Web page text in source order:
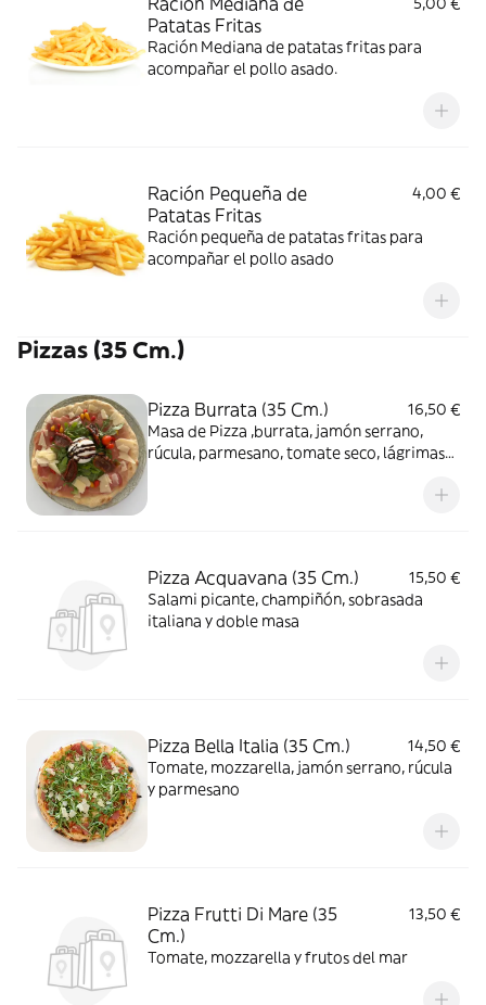
Patatas Fritas
Ración Mediana de patatas fritas para
acompañar el pollo asado.
Ración Pequeña de
Patatas Fritas
4,00 €
Ración pequeña de patatas fritas para
acompañar el pollo asado
Pizzas (35 Cm.)
Pizza Burrata (35 Cm.)
16,50 €
Masa de Pizza ,burrata, jamón serrano,
rúcula, parmesano, tomate seco, lágrimas
Pizza Acquavana (35 Cm.)
15,50 €
Salami picante, champiñón, sobrasada
italiana y doble masa
Pizza Bella Italia (35 Cm.)
14,50 €
Tomate, mozzarella, jamón serrano, rúcula
y parmesano
Pizza Frutti Di Mare (35
Cm.)
13,50 €
Tomate, mozzarella y frutos del mar